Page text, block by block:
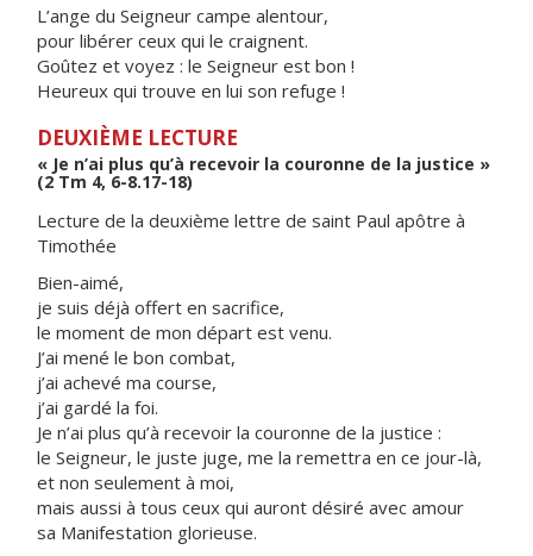
L’ange du Seigneur campe alentour,
pour libérer ceux qui le craignent.
Goûtez et voyez : le Seigneur est bon !
Heureux qui trouve en lui son refuge !
DEUXIÈME LECTURE
« Je n’ai plus qu’à recevoir la couronne de la justice »
(2 Tm 4, 6-8.17-18)
Lecture de la deuxième lettre de saint Paul apôtre à
Timothée
Bien-aimé,
je suis déjà offert en sacrifice,
le moment de mon départ est venu.
J’ai mené le bon combat,
j’ai achevé ma course,
j’ai gardé la foi.
Je n’ai plus qu’à recevoir la couronne de la justice :
le Seigneur, le juste juge, me la remettra en ce jour-là,
et non seulement à moi,
mais aussi à tous ceux qui auront désiré avec amour
sa Manifestation glorieuse.